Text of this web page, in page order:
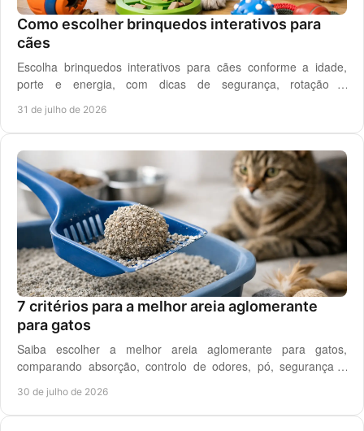
Como escolher brinquedos interativos para
cães
Escolha brinquedos interativos para cães conforme a idade,
porte e energia, com dicas de segurança, rotação e
31 de julho de 2026
7 critérios para a melhor areia aglomerante
para gatos
Saiba escolher a melhor areia aglomerante para gatos,
comparando absorção, controlo de odores, pó, segurança e
30 de julho de 2026